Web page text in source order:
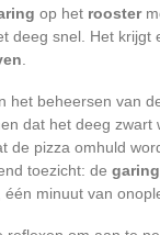
op het rooster
deeg snel. Het krijgt
het beheersen van
dat het deeg
de pizza omhuld
toezicht: de
minuut van